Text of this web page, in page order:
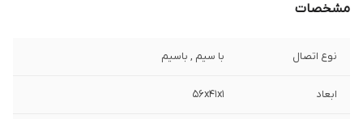
مشخصات
نوع اتصال با سیم , باسیم
ابعاد 56x41x1